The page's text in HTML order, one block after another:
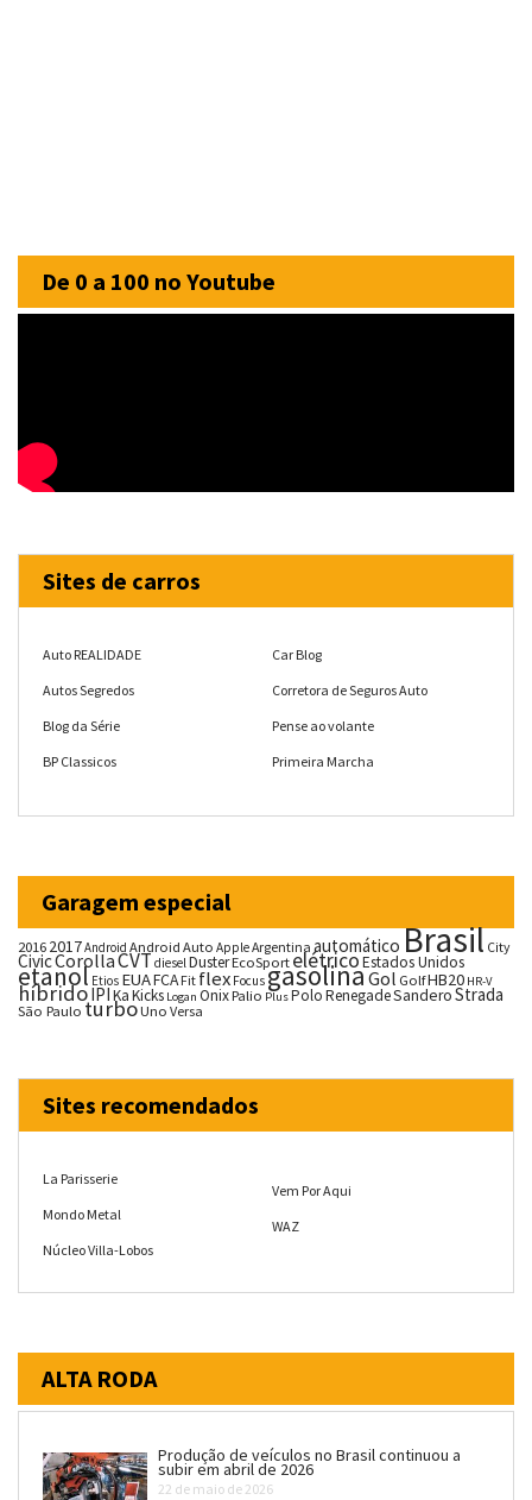
De 0 a 100 no Youtube
Sites de carros
Auto REALIDADE
Autos Segredos
Blog da Série
BP Classicos
Car Blog
Corretora de Seguros Auto
Pense ao volante
Primeira Marcha
Garagem especial
20162017Android Android Auto AppleArgentina automáticoBrasil City
CivicCorollaCVTdieselDusterEcoSportelétricoEstados Unidos
etanol Etios EUAFCA Fit flex FocusgasolinaGol GolfHB20 HR-V
híbridoIPIKaKicks Logan OnixPalio PlusPoloRenegadeSanderoStrada
São Paulo turboUno Versa
Sites recomendados
La Parisserie
Mondo Metal
Núcleo Villa-Lobos
Vem Por Aqui
WAZ
ALTA RODA
Produção de veículos no Brasil continuou a
subir em abril de 2026
22 de maio de 2026